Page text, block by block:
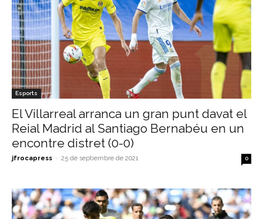
Esports
El Villarreal arranca un gran punt davat el
Reial Madrid al Santiago Bernabéu en un
encontre distret (0-0)
jfrocapress - 25 de septiembre de 2021 0